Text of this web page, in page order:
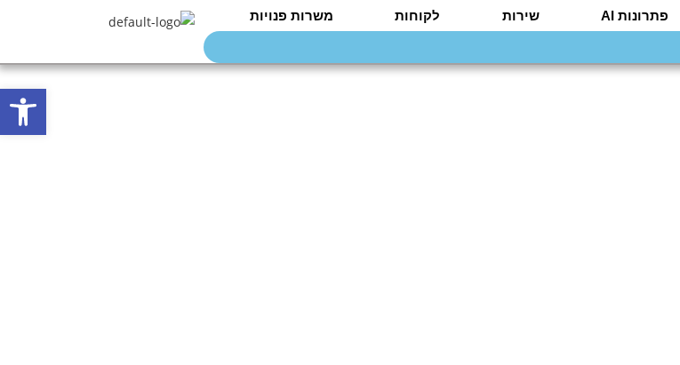
פתרונות AI שירות לקוחות משרות פנויות